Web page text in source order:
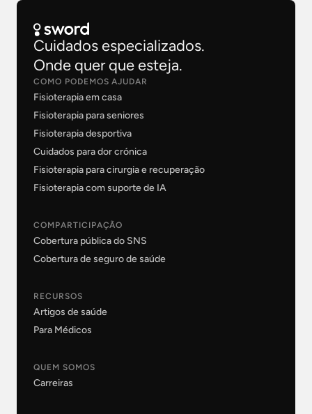
Cuidados especializados.
Onde quer que esteja.
COMO PODEMOS AJUDAR
Fisioterapia em casa
Fisioterapia para seniores
Fisioterapia desportiva
Cuidados para dor crónica
Fisioterapia para cirurgia e recuperação
Fisioterapia com suporte de IA
COMPARTICIPAÇÃO
Cobertura pública do SNS
Cobertura de seguro de saúde
RECURSOS
Artigos de saúde
Para Médicos
QUEM SOMOS
Carreiras